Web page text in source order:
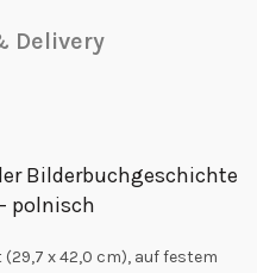
Delivery
Bilderbuchgeschichte
polnisch
x 42,0 cm), auf festem